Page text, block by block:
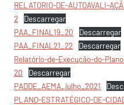
RELATORIO-DE-AUTOAVALI-
2
Descarregar
PAA_FINAL19_20
Descarregar
PAA_FINAL21_22
Descarregar
Relatório-de-Execução-do-
20
Descarregar
PADDE_AEMA_julho_2021
PLANO-ESTRATÉGICO-DE-